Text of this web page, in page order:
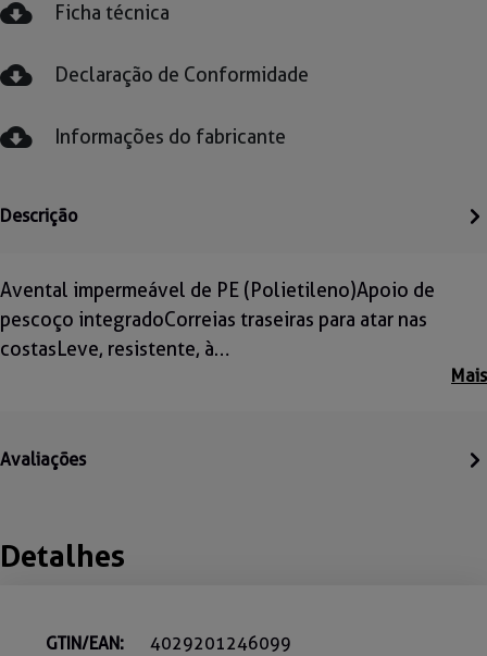
Ficha técnica
Declaração de Conformidade
Informações do fabricante
Descrição
Avental impermeável de PE (Polietileno)Apoio de
pescoço integradoCorreias traseiras para atar nas
costasLeve, resistente, à…
Mais
Avaliações
Detalhes
GTIN/EAN: 4029201246099